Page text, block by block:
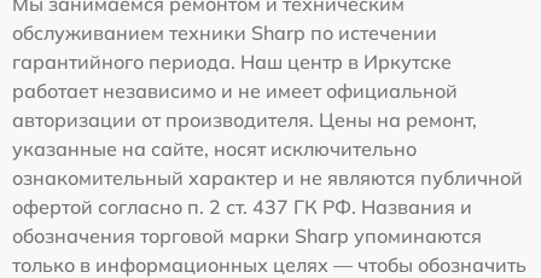
обслуживанием техники Sharp по истечении
гарантийного периода. Наш центр в Иркутске
работает независимо и не имеет официальной
авторизации от производителя. Цены на ремонт,
указанные на сайте, носят исключительно
ознакомительный характер и не являются публичной
офертой согласно п. 2 ст. 437 ГК РФ. Названия и
обозначения торговой марки Sharp упоминаются
только в информационных целях — чтобы обозначить